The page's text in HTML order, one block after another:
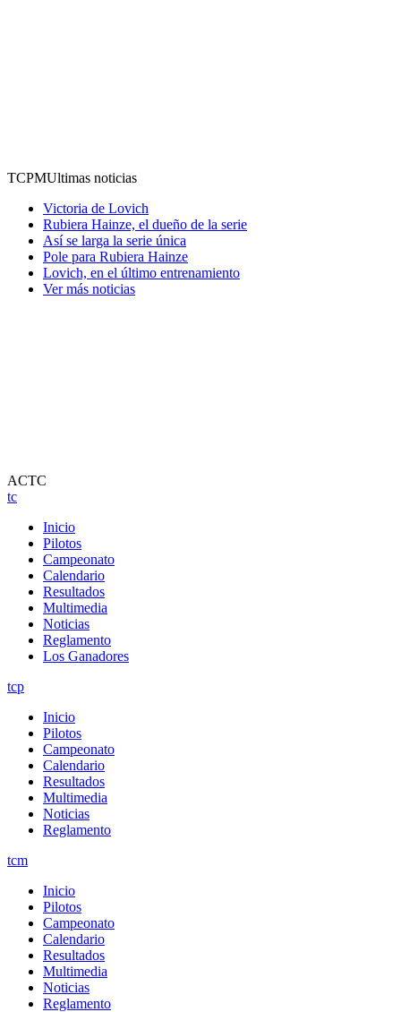
TCPMUltimas noticias
Victoria de Lovich
Rubiera Hainze, el dueño de la serie
Así se larga la serie única
Pole para Rubiera Hainze
Lovich, en el último entrenamiento
Ver más noticias
ACTC
tc
Inicio
Pilotos
Campeonato
Calendario
Resultados
Multimedia
Noticias
Reglamento
Los Ganadores
tcp
Inicio
Pilotos
Campeonato
Calendario
Resultados
Multimedia
Noticias
Reglamento
tcm
Inicio
Pilotos
Campeonato
Calendario
Resultados
Multimedia
Noticias
Reglamento